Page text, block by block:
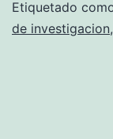
Etiquetado
de investigacion,